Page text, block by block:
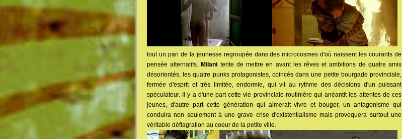
tout un pan de la jeunesse regroupée dans des microcosmes d'où naissent les courants de
pensée alternatifs. Milani tente de mettre en avant les rêves et ambitions de quatre amis
désorientés, les quatre punks protagonistes, coincés dans une petite bourgade provinciale,
fermée d'esprit et très limitée, endormie, qui vit au rythme des décisions d'un puissant
spéculateur. Il y a d'une part cette vie provinciale routinière qui anéantit les attentes de ces
jeunes, d'autre part cette génération qui aimerait vivre et bouger, un antagonisme qui
conduira non seulement à une grave crise d'existentialisme mais provoquera surtout une
véritable déflagration au coeur de la petite ville.